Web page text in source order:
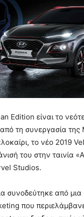
Edition είναι το
τη συνεργασία της
το νέο 2019
του στην ταινία
Studios.
συνοδεύτηκε από
που